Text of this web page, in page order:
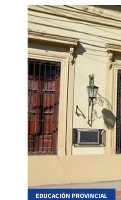
EDUCACIÓN PROVINCIAL